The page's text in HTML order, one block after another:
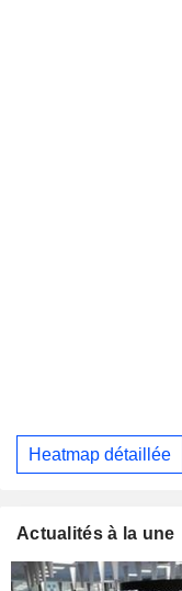
Heatmap détaillée
Actualités à la une